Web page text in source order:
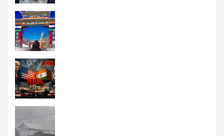
व्यावहारिक व्याख्यान दिया और छात्रों के सवालों का जवाब दिया। विभिन्न
विभागीय समितियों के छात्रों ने प्रश्नोत्तर सत्र में उत्साहपूर्वक भाग लिया।
प्रोफेसर परवेज तालिब, फैकल्टी इंचार्ज, एंटरप्रेन्योरशिप कमेटी, ने सत्र के
प्रमुख अंशों पर प्रकाश डाला और कहा कि उद्यमिता विश्वास का एक कार्य है,
और विश्वास व्यवहार का मार्गदर्शन करते हैं और व्यवहार व्यवसाय की नींव
बनाते हैं।
एमबीए प्रथम वर्ष की छात्रा आयशा शम्सी ने स्वागत भाषण दिया, जबकि
इनक्यूबेशन मैनेजर मोहम्मद माज हुसैन ने सत्र के विषय पर चर्चा की। उन्होंने
कहा कि उद्यमिता न तो विज्ञान है और न ही कला, बल्कि एक अभ्यास है। डॉ
फ्रैंक इस्लाम का हवाला देते हुए उन्होंने कहा कि उद्यमिता ‘तीन आई’ – विचार,
नवाचार और कार्यान्वयन का सार है। इन्क्यूबेशन मैनेजर मोहम्मद माज हुसैन
ने धन्यवाद ज्ञापित किया।